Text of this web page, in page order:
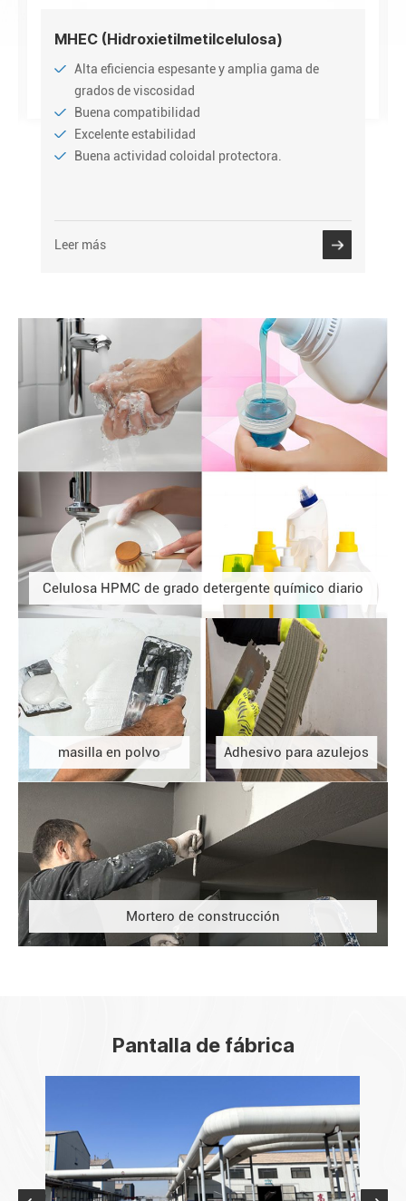
MHEC (Hidroxietilmetilcelulosa)
Alta eficiencia espesante y amplia gama de
grados de viscosidad
Buena compatibilidad
Excelente estabilidad
Buena actividad coloidal protectora.
Leer más
Celulosa HPMC de grado detergente químico diario
masilla en polvo Adhesivo para azulejos
Mortero de construcción
Pantalla de fábrica